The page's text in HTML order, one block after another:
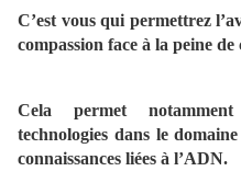
C’est vous qui permettrez
compassion face à la peine
Cela permet
technologies dans le
connaissances liées à l’ADN.